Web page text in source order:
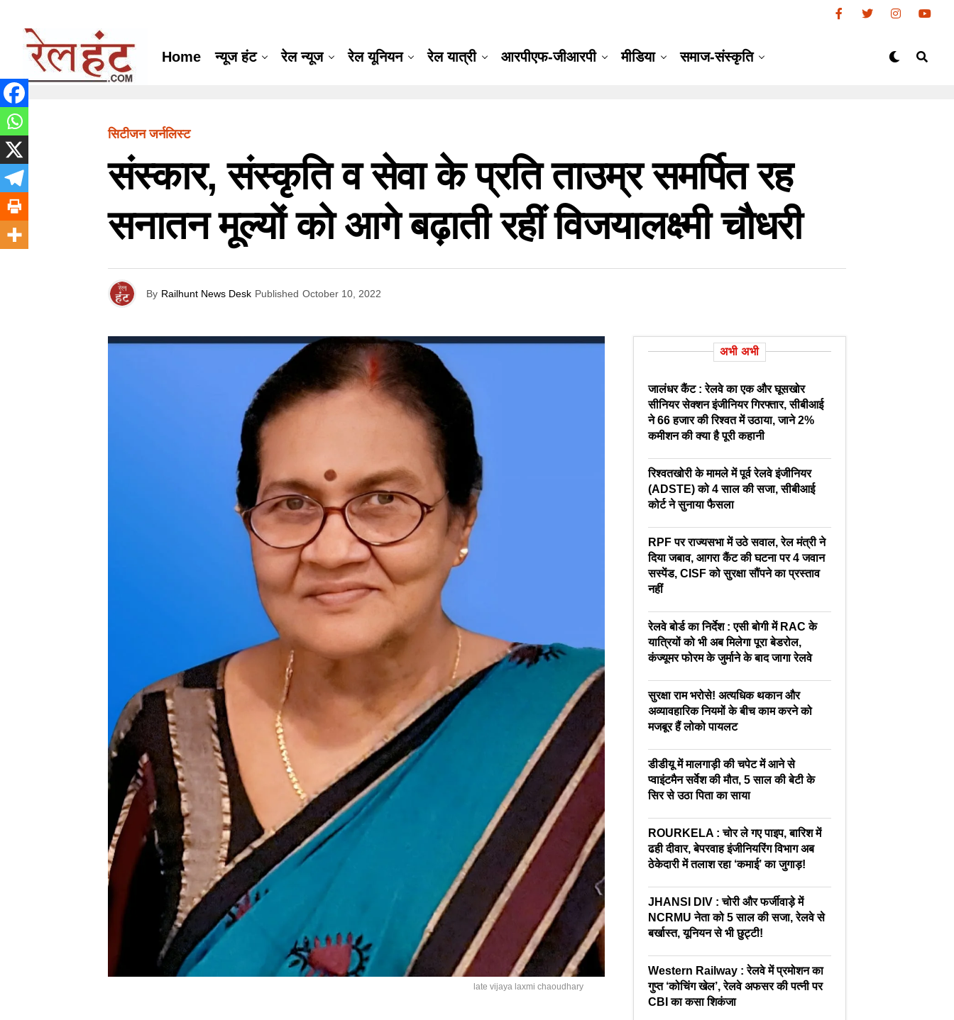
Home न्यूज हंट रेल न्यूज रेल यूनियन रेल यात्री आरपीएफ-जीआरपी मीडिया समाज-संस्कृति
सिटीजन जर्नलिस्ट
संस्कार, संस्कृति व सेवा के प्रति ताउम्र समर्पित रह
सनातन मूल्यों को आगे बढ़ाती रहीं विजयालक्ष्मी चौधरी
By Railhunt News Desk Published October 10, 2022
late vijaya laxmi chaoudhary
अभी अभी
जालंधर कैंट : रेलवे का एक और घूसखोर
सीनियर सेक्शन इंजीनियर गिरफ्तार, सीबीआई
ने 66 हजार की रिश्वत में उठाया, जाने 2%
कमीशन की क्या है पूरी कहानी
रिश्वतखोरी के मामले में पूर्व रेलवे इंजीनियर
(ADSTE) को 4 साल की सजा, सीबीआई
कोर्ट ने सुनाया फैसला
RPF पर राज्यसभा में उठे सवाल, रेल मंत्री ने
दिया जबाव, आगरा कैंट की घटना पर 4 जवान
सस्पेंड, CISF को सुरक्षा सौंपने का प्रस्ताव
नहीं
रेलवे बोर्ड का निर्देश : एसी बोगी में RAC के
यात्रियों को भी अब मिलेगा पूरा बेडरोल,
कंज्यूमर फोरम के जुर्माने के बाद जागा रेलवे
सुरक्षा राम भरोसे! अत्यधिक थकान और
अव्यावहारिक नियमों के बीच काम करने को
मजबूर हैं लोको पायलट
डीडीयू में मालगाड़ी की चपेट में आने से
प्वाइंटमैन सर्वेश की मौत, 5 साल की बेटी के
सिर से उठा पिता का साया
ROURKELA : चोर ले गए पाइप, बारिश में
ढही दीवार, बेपरवाह इंजीनियरिंग विभाग अब
ठेकेदारी में तलाश रहा ‘कमाई’ का जुगाड़!
JHANSI DIV : चोरी और फर्जीवाड़े में
NCRMU नेता को 5 साल की सजा, रेलवे से
बर्खास्त, यूनियन से भी छुट्टी!
Western Railway : रेलवे में प्रमोशन का
गुप्त ‘कोचिंग खेल’, रेलवे अफसर की पत्नी पर
CBI का कसा शिकंजा